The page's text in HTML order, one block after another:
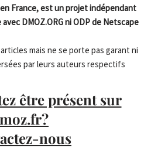
France, est un projet indépendant
DMOZ.ORG ni ODP de Netscape
mais ne se porte pas garant ni
par leurs auteurs respectifs
être présent sur
nous